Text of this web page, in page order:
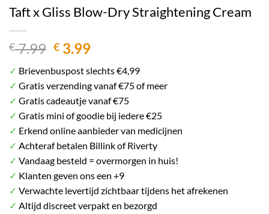
Taft x Gliss Blow-Dry Straightening Cream
€7.99 Oorspronkelijke
was:
€ 7.99.
€ 3.99Huidige
is:
€ 3.99.
✓ Brievenbuspost slechts €4,99
✓ Gratis verzending vanaf €75 of meer
✓ Gratis cadeautje vanaf €75
✓ Gratis mini of goodie bij iedere €25
✓ Erkend online aanbieder van medicijnen
✓ Achteraf betalen Billink of Riverty
✓ Vandaag besteld = overmorgen in huis!
✓ Klanten geven ons een +9
✓ Verwachte levertijd zichtbaar tijdens het afrekenen
✓ Altijd discreet verpakt en bezorgd